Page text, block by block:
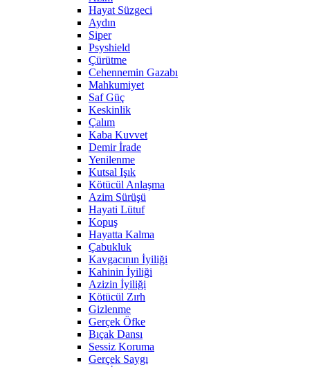
Hayat Süzgeci
Aydın
Siper
Psyshield
Çürütme
Cehennemin Gazabı
Mahkumiyet
Saf Güç
Keskinlik
Çalım
Kaba Kuvvet
Demir İrade
Yenilenme
Kutsal Işık
Kötücül Anlaşma
Azim Sürüşü
Hayati Lütuf
Kopuş
Hayatta Kalma
Çabukluk
Kavgacının İyiliği
Kahinin İyiliği
Azizin İyiliği
Kötücül Zırh
Gizlenme
Gerçek Öfke
Bıçak Dansı
Sessiz Koruma
Gerçek Saygı